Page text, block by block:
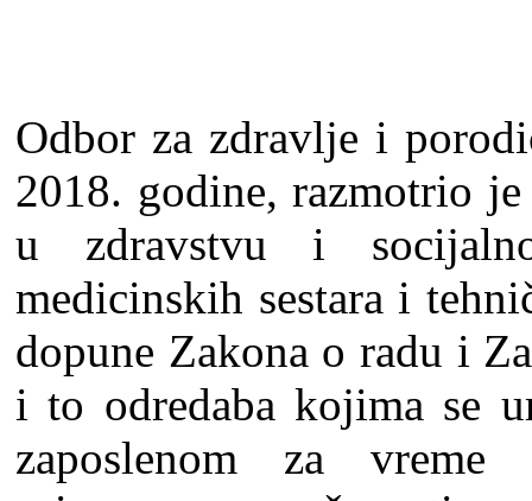
Odbor za zdravlјe i
2018. godine, razmotrio
u zdravstvu i
medicinskih sestara i
dopune Zakona o radu i
i to odredaba kojima se
zaposlenom za vreme